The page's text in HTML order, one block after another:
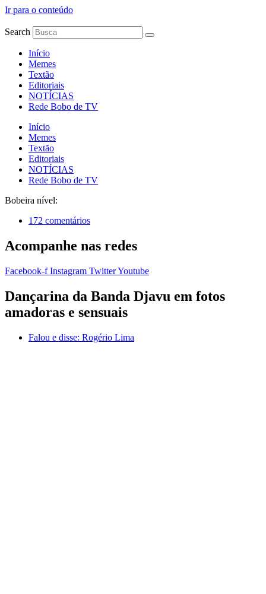
Ir para o conteúdo
Search
Início
Memes
Textão
Editoriais
NOTÍCIAS
Rede Bobo de TV
Início
Memes
Textão
Editoriais
NOTÍCIAS
Rede Bobo de TV
Bobeira nível:
172 comentários
Acompanhe nas redes
Facebook-f Instagram TwitterYoutube
Dançarina da Banda Djavu em fotos
amadoras e sensuais
Falou e disse: Rogério Lima